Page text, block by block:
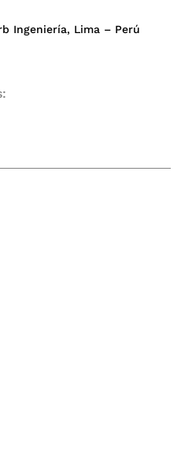
Ingeniería, Lima – Perú